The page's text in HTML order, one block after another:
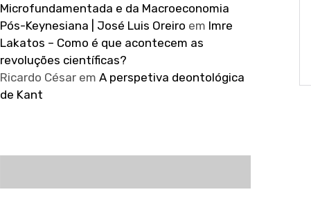
Microfundamentada e da Macroeconomia
Pós-Keynesiana | José Luis Oreiro em Imre
Lakatos – Como é que acontecem as
revoluções científicas?
Ricardo César emA perspetiva deontológica
de Kant